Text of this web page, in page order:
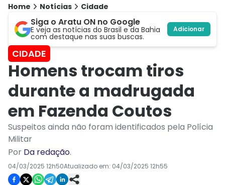
Home Notícias Cidade
Siga o Aratu ON no Google
E veja as notícias do Brasil e da Bahia
com destaque nas suas buscas.
Adicionar
CIDADE
Homens trocam tiros
durante a madrugada
em Fazenda Coutos
Suspeitos ainda não foram identificados pela Polícia
Militar
Por Da redação.
04/03/2025 12h50Atualizado em: 04/03/2025 12h55